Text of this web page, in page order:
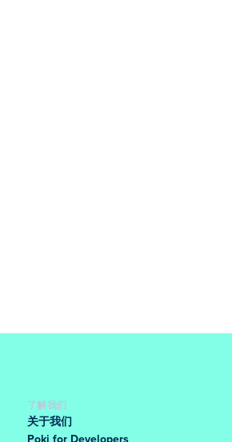
了解我们
关于我们
Poki for Developers